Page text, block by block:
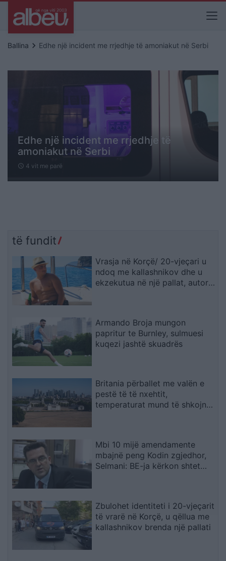
Ballina keyboard_arrow_right Edhe një incident me rrjedhje të amoniakut në Serbi
Edhe një incident me rrjedhje të
amoniakut në Serbi
schedule 4 vit me parë
të fundit
Vrasja në Korçë/ 20-vjeçari u
ndoq me kallashnikov dhe u
ekzekutua në një pallat, autori i
Armando Broja mungon
papritur te Burnley, sulmuesi
kuqezi jashtë skuadrës
Britania përballet me valën e
pestë të të nxehtit,
temperaturat mund të shkojnë
Mbi 10 mijë amendamente
mbajnë peng Kodin zgjedhor,
Selmani: BE-ja kërkon shtet
Zbulohet identiteti i 20-vjeçarit
të vrarë në Korçë, u qëllua me
kallashnikov brenda një pallati